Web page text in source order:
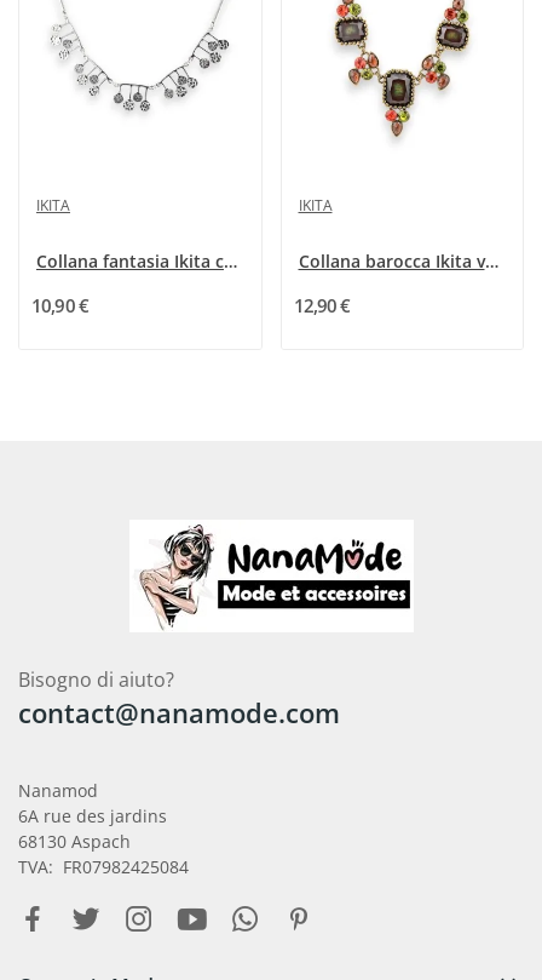
IKITA
Collana fantasia Ikita con ciondoli argentati
10,90 €
IKITA
Collana barocca Ikita verde e arancione
12,90 €
Bisogno di aiuto?
contact@nanamode.com
Nanamod
6A rue des jardins
68130 Aspach
TVA: FR07982425084